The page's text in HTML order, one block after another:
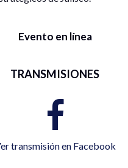
Evento en línea
TRANSMISIONES
transmisión en Facebook